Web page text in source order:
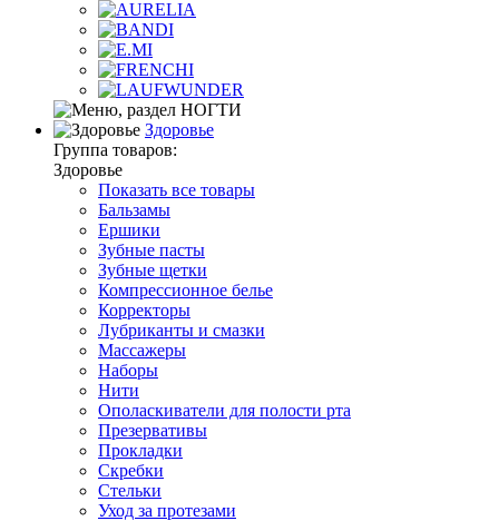
Здоровье
Группа товаров:
Здоровье
Показать все товары
Бальзамы
Ершики
Зубные пасты
Зубные щетки
Компрессионное белье
Корректоры
Лубриканты и смазки
Массажеры
Наборы
Нити
Ополаскиватели для полости рта
Презервативы
Прокладки
Скребки
Стельки
Уход за протезами